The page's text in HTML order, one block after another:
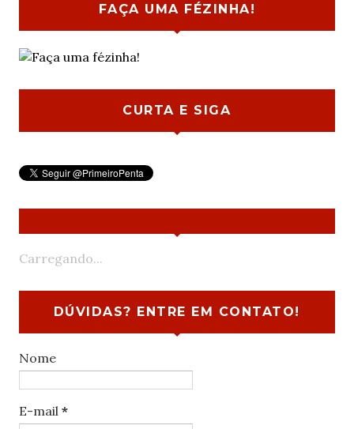
FAÇA UMA FÉZINHA!
CURTA E SIGA
Carregando...
DÚVIDAS? ENTRE EM CONTATO!
Nome
E-mail *